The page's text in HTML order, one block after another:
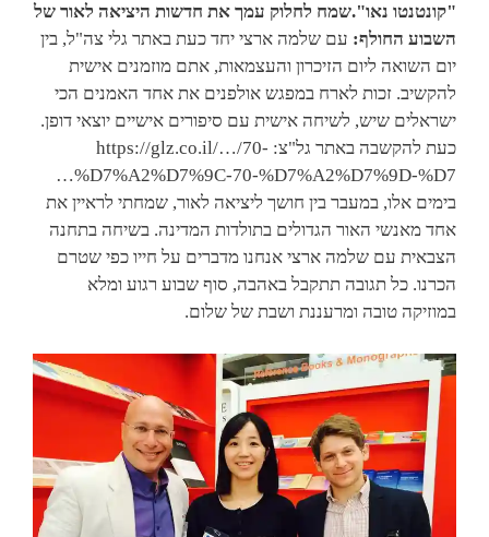
"קונטנטו נאו".שמח לחלוק עמך את חדשות היציאה לאור של
השבוע החולף: עם שלמה ארצי יחד כעת באתר גלי צה"ל, בין
יום השואה ליום הזיכרון והעצמאות, אתם מוזמנים אישית
להקשיב. זכות לארח במפגש אולפנים את אחד האמנים הכי
ישראלים שיש, לשיחה אישית עם סיפורים אישיים יוצאי דופן.
כעת להקשבה באתר גל"צ: https://glz.co.il/…/70-
%D7%A2%D7%9C-70-%D7%A2%D7%9D-%D7…
בימים אלו, במעבר בין חושך ליציאה לאור, שמחתי לראיין את
אחד מאנשי האור הגדולים בתולדות המדינה. בשיחה בתחנה
הצבאית עם שלמה ארצי אנחנו מדברים על חייו כפי שטרם
הכרנו. כל תגובה תתקבל באהבה, סוף שבוע רגוע ומלא
במוזיקה טובה ומרעננת ושבת של שלום.